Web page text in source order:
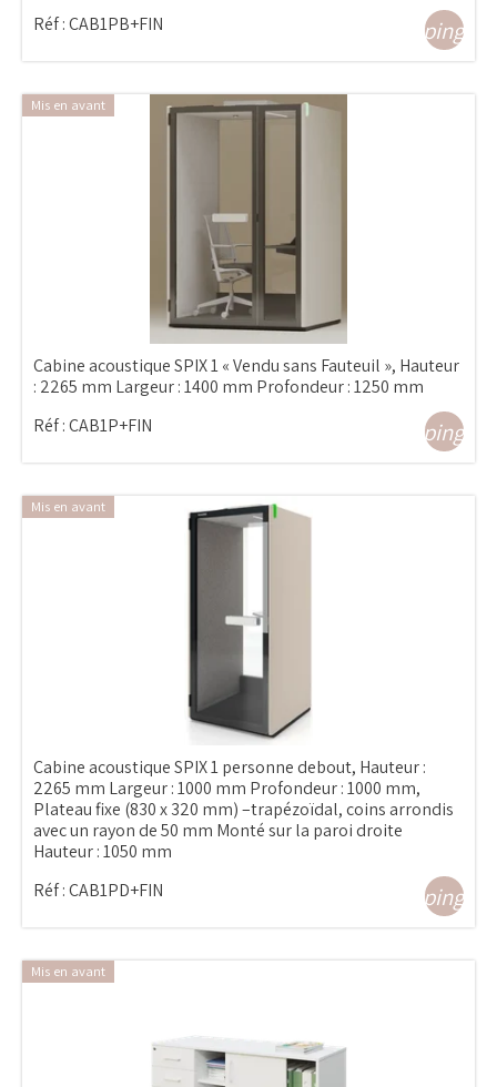
Réf :CAB1PB+FIN
Mis en avant
Cabine acoustique SPIX 1 « Vendu sans Fauteuil », Hauteur
: 2265 mm Largeur : 1400 mm Profondeur : 1250 mm
Réf :CAB1P+FIN
Mis en avant
Cabine acoustique SPIX 1 personne debout, Hauteur :
2265 mm Largeur : 1000 mm Profondeur : 1000 mm,
Plateau fixe (830 x 320 mm) –trapézoïdal, coins arrondis
avec un rayon de 50 mm Monté sur la paroi droite
Hauteur : 1050 mm
Réf :CAB1PD+FIN
Mis en avant